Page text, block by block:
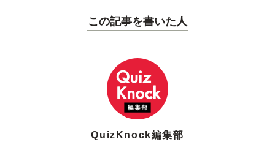
この記事を書いた人
QuizKnock編集部